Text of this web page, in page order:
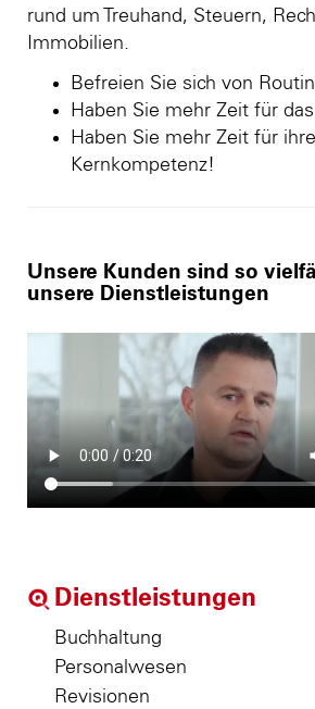
rund um Treuhand, Steuern,
Immobilien.
Befreien Sie sich von
Haben Sie mehr Zeit für
Haben Sie mehr Zeit für ihre
Kernkompetenz!
Unsere Kunden sind so
unsere Dienstleistungen
Dienstleistungen
Buchhaltung
Personalwesen
Revisionen